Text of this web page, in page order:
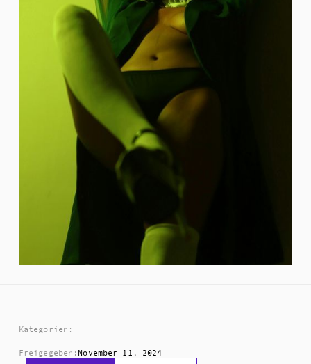
Kategorien:
Freigegeben: November 11, 2024